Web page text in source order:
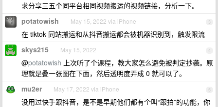
求分享三五个同平台相同视频搬运的视频链接，分析一下。
3
potatowish May 15, 2022 via iPhone
在 tiktok 同站搬运和从抖音搬运都会被机器识别到，触发限流
4
skys215 May 15, 2022
@potatowish 上次听了个课程，教大家怎么避免被判定抄袭。原
理就是叠一张图在下面，然后透明度弄成 0 就可以了。
5
mu2er May 17, 2022 via iPhone
没用过快手跟抖音，是不是早期他们都有个叫“跟拍”的功能，你